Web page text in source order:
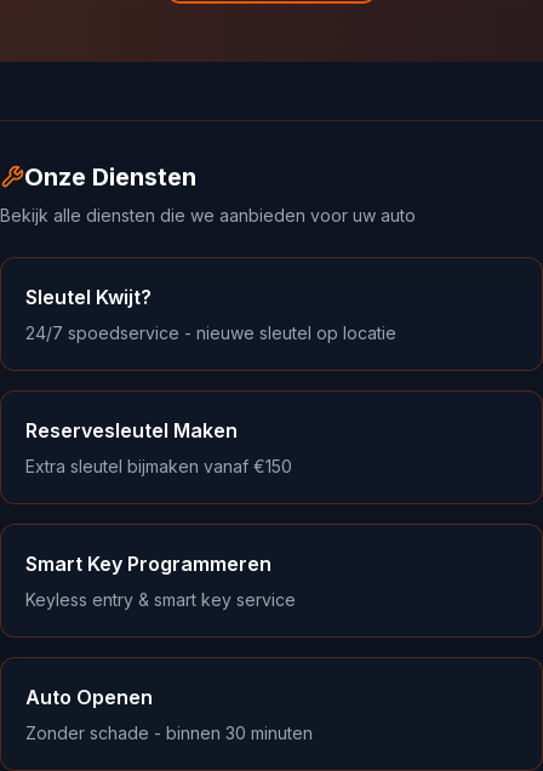
Onze Diensten
Bekijk alle diensten die we aanbieden voor uw auto
Sleutel Kwijt?
24/7 spoedservice - nieuwe sleutel op locatie
Reservesleutel Maken
Extra sleutel bijmaken vanaf €150
Smart Key Programmeren
Keyless entry & smart key service
Auto Openen
Zonder schade - binnen 30 minuten